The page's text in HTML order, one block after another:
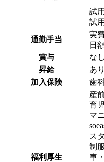
試
試
通勤手当
実
日
賞与
なし
昇給
あ
加入保険
歯
福利厚生
産
育
マ
ス
制
車